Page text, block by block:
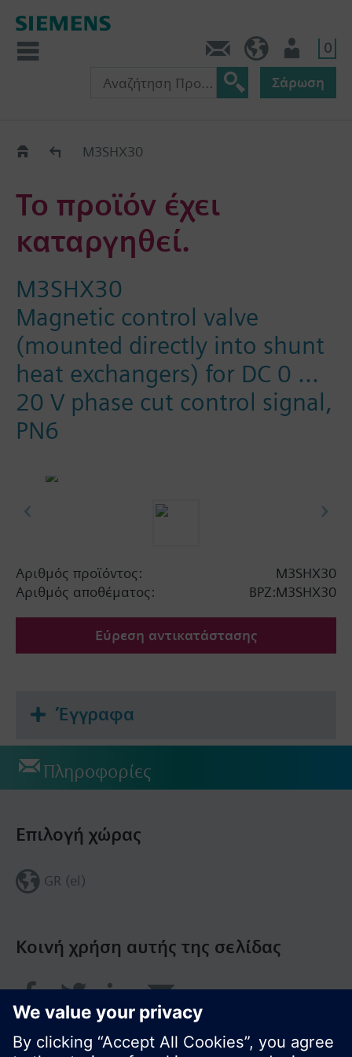
0
Σάρωση
Old2NewM3SHX30
Το προϊόν έχει
καταργηθεί.
M3SHX30
Magnetic control valve
(mounted directly into shunt
heat exchangers) for DC 0 ...
20 V phase cut control signal,
PN6
Αριθμός προϊόντος:
M3SHX30
Αριθμός αποθέματος:
BPZ:M3SHX30
Εύρεση αντικατάστασης
Έγγραφα
Πληροφορίες
Κοινή χρήση αυτής της σελίδας
Επιλογή χώρας
GR (el)